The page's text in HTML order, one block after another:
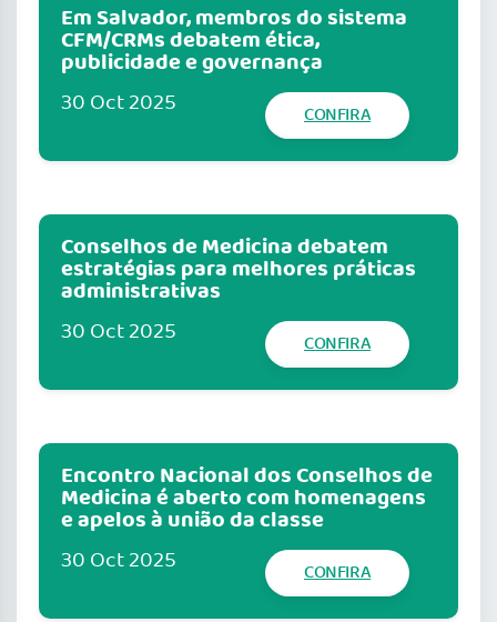
Em Salvador, membros do sistema
CFM/CRMs debatem ética,
publicidade e governança
30 Oct 2025 CONFIRA
Conselhos de Medicina debatem
estratégias para melhores práticas
administrativas
30 Oct 2025 CONFIRA
Encontro Nacional dos Conselhos de
Medicina é aberto com homenagens
e apelos à união da classe
30 Oct 2025 CONFIRA